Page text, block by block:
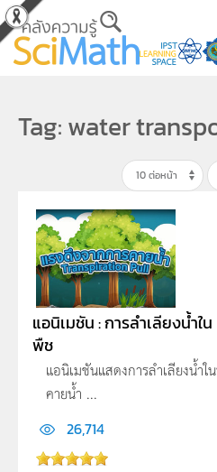
Skip to main content
Tag: water
แอนิเมชัน : การลำเลียงน้ำใน
พืช
แอนิเมชันแสดงการลำเลียงน้ำ
คายน้ำ ...
26,714